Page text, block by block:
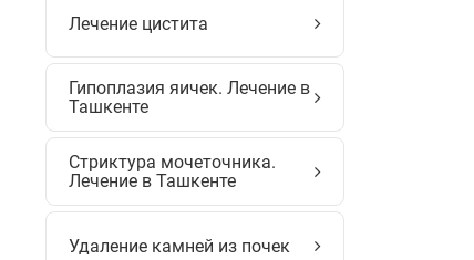
Лечение цистита
Гипоплазия яичек. Лечение в
Ташкенте
Стриктура мочеточника.
Лечение в Ташкенте
Удаление камней из почек